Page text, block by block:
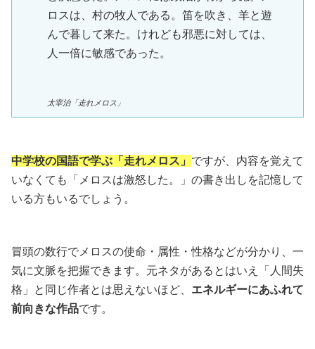
ロスは、村の牧人である。笛を吹き、羊と遊
んで暮して来た。けれども邪悪に対しては、
人一倍に敏感であった。
太宰治「走れメロス」
中学校の国語で学ぶ「走れメロス」 ですが、内容を覚えて
いなくても「メロスは激怒した。」の書き出しを記憶して
いる方もいるでしょう。
冒頭の数行でメロスの使命・属性・性格などが分かり、一
気に文脈を把握できます。元ネタがあるとはいえ「人間失
格」と同じ作者とは思えないほど、 エネルギーにあふれて
前向きな作品です。